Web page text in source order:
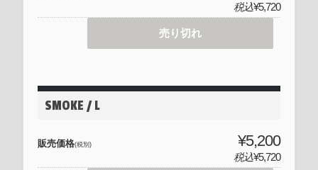
税込¥5,720
売り切れ
SMOKE / L
販売価格(税別) ¥5,200
税込¥5,720